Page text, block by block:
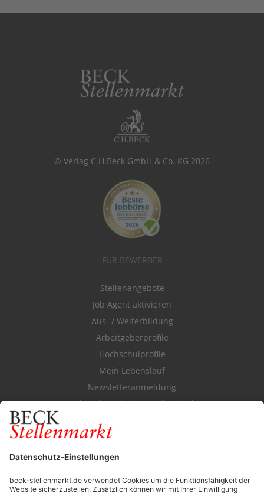
© Verlag C.H.Beck GmbH & Co. KG 2026
FÜR BEWERBER
Stellenangebote
Job Agent aktivieren
Aus- / Weiterbildung
Arbeitgeberprofile
Hochschulprofile
Mein Lebenslauf
Newsletteranmeldung
Durchsuchen Sie den Stellenkatalog
FÜR ARBEITGEBER
Stellenmarktpreise
Anzeigen-AGB